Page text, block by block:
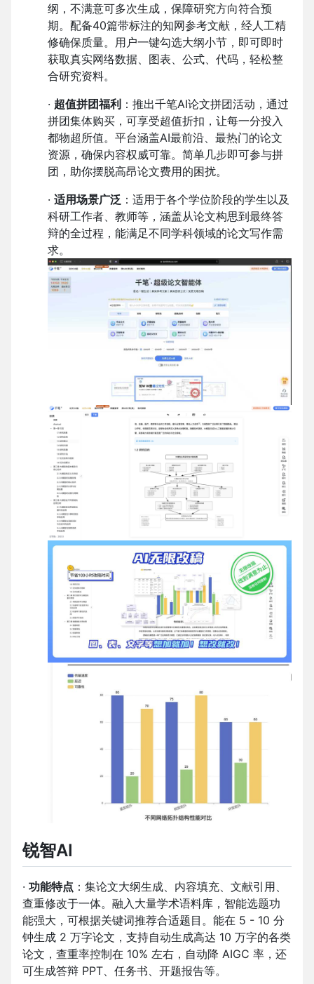
纲，不满意可多次生成，保障研究方向符合预
期。配备40篇带标注的知网参考文献，经人工精
修确保质量。用户一键勾选大纲小节，即可即时
获取真实网络数据、图表、公式、代码，轻松整
合研究资料。
· 超值拼团福利 ：推出千笔AI论文拼团活动，通过
拼团集体购买，可享受超值折扣，让每一分投入
都物超所值。平台涵盖AI最前沿、最热门的论文
资源，确保内容权威可靠。简单几步即可参与拼
团，助你摆脱高昂论文费用的困扰。
· 适用场景广泛 ：适用于各个学位阶段的学生以及
科研工作者、教师等，涵盖从论文构思到最终答
辩的全过程，能满足不同学科领域的论文写作需
求。
锐智AI
· 功能特点 ：集论文大纲生成、内容填充、文献引用、
查重修改于一体。融入大量学术语料库，智能选题功
能强大，可根据关键词推荐合适题目。能在 5 - 10 分
钟生成 2 万字论文，支持自动生成高达 10 万字的各类
论文，查重率控制在 10% 左右，自动降 AIGC 率，还
可生成答辩 PPT、任务书、开题报告等。